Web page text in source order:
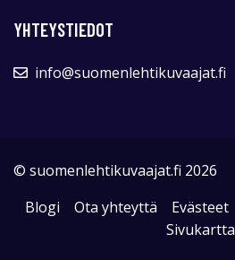
YHTEYSTIEDOT
info@suomenlehtikuvaajat.fi
© suomenlehtikuvaajat.fi 2026
Blogi
Ota yhteyttä Evästeet
Sivukartta